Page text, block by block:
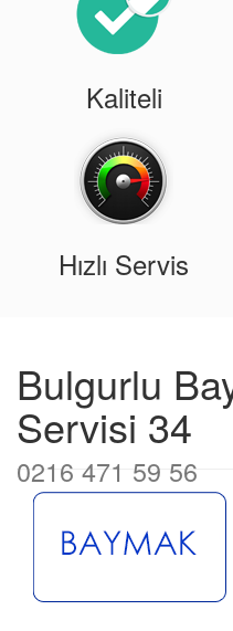
Kaliteli
Hızlı Servis
Bulgurlu
Servisi 34
0216 471 59 56